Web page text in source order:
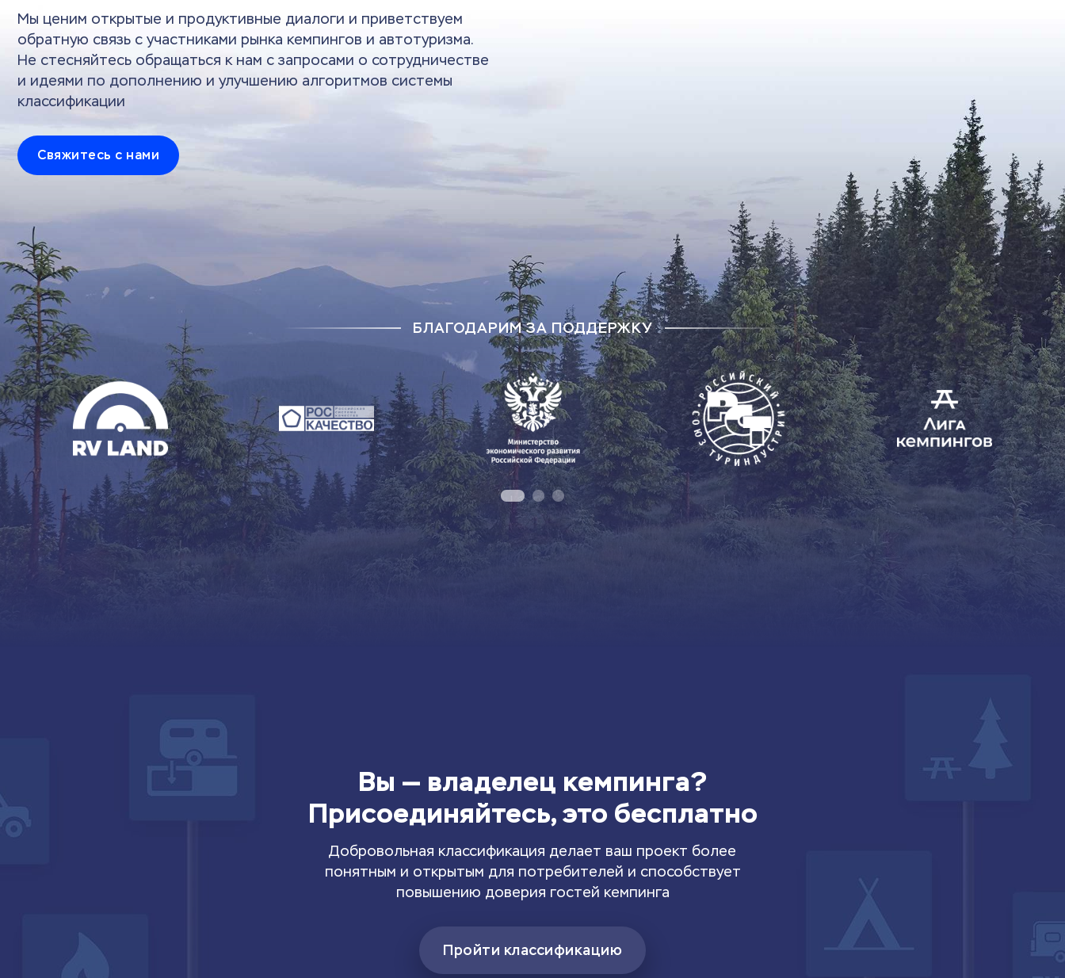
Мы ценим открытые и продуктивные диалоги и приветствуем
обратную связь с участниками рынка кемпингов и автотуризма.
Не стесняйтесь обращаться к нам с запросами о сотрудничестве
и идеями по дополнению и улучшению алгоритмов системы
классификации
Свяжитесь с нами
БЛАГОДАРИМ ЗА ПОДДЕРЖКУ
Вы — владелец кемпинга?
Присоединяйтесь, это бесплатно
Добровольная классификация делает ваш проект более
понятным и открытым для потребителей и способствует
повышению доверия гостей кемпинга
Пройти классификацию